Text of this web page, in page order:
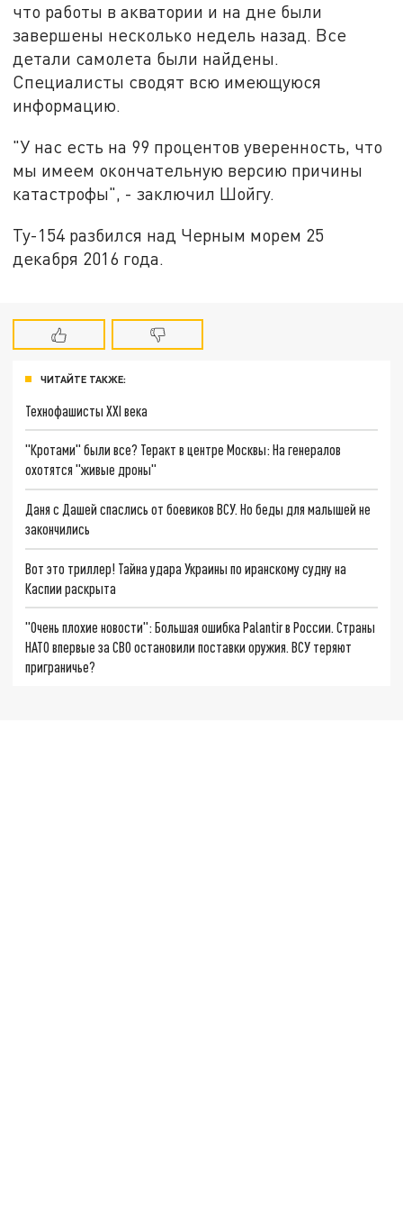
что работы в акватории и на дне были
завершены несколько недель назад. Все
детали самолета были найдены.
Специалисты сводят всю имеющуюся
информацию.
"У нас есть на 99 процентов уверенность, что
мы имеем окончательную версию причины
катастрофы", - заключил Шойгу.
Ту-154 разбился над Черным морем 25
декабря 2016 года.
ЧИТАЙТЕ ТАКЖЕ:
Технофашисты XXI века
"Кротами" были все? Теракт в центре Москвы: На генералов
охотятся "живые дроны"
Даня с Дашей спаслись от боевиков ВСУ. Но беды для малышей не
закончились
Вот это триллер! Тайна удара Украины по иранскому судну на
Каспии раскрыта
"Очень плохие новости": Большая ошибка Palantir в России. Страны
НАТО впервые за СВО остановили поставки оружия. ВСУ теряют
приграничье?